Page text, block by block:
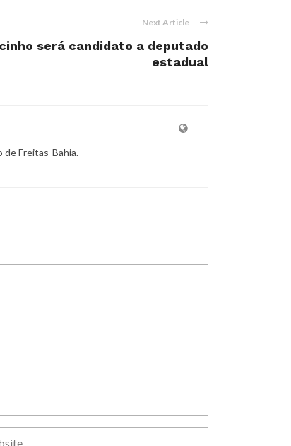
Next Article
será candidato a deputado
estadual
de Freitas-Bahia.